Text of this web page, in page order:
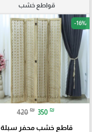
قواطع خشب
-16%
420 ₪ 350 ₪
قاطع خشب محفر سبلة